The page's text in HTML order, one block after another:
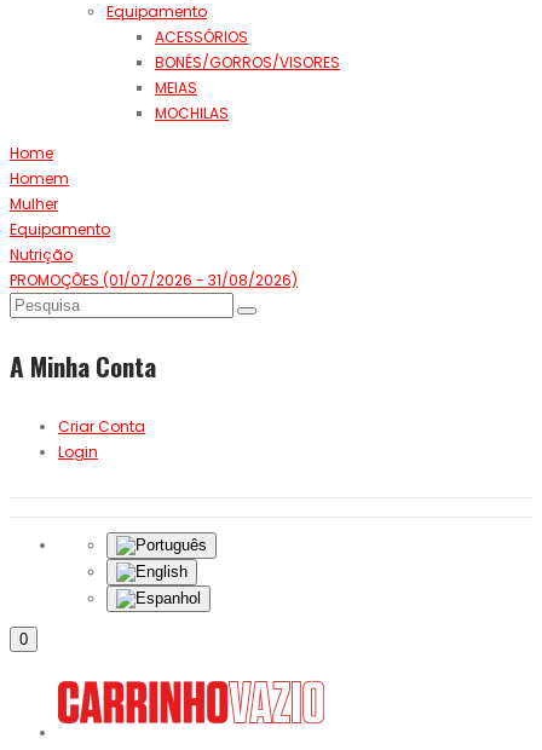
Equipamento
ACESSÓRIOS
BONÉS/GORROS/VISORES
MEIAS
MOCHILAS
Home
Homem
Mulher
Equipamento
Nutrição
PROMOÇÕES (01/07/2026 - 31/08/2026)
A Minha Conta
Criar Conta
Login
0